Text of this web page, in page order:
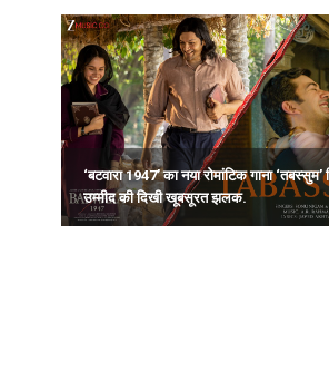
‘बटवारा 1947’ का नया रोमांटिक गाना
उम्मीद की दिखी खूबसूरत झलक.